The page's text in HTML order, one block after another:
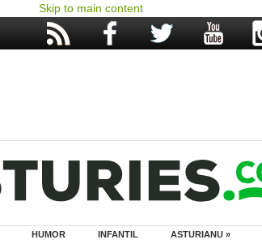
Skip to main content
HUMOR INFANTIL ASTURIANU »